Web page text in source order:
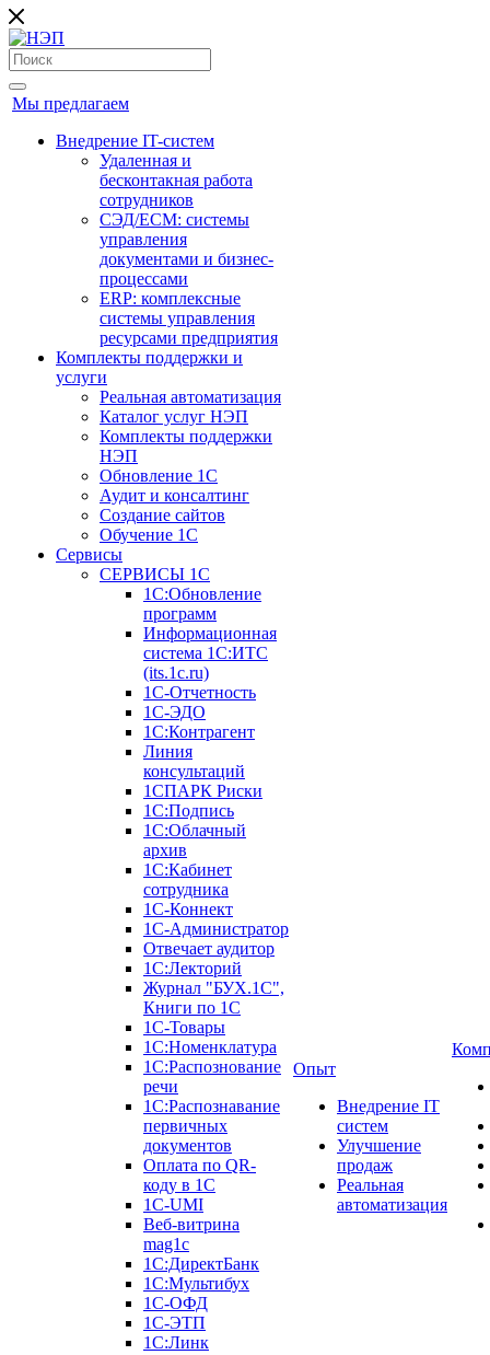
Мы предлагаем
Внедрение IT-систем
Удаленная и
бесконтакная работа
сотрудников
СЭД/ECM: системы
управления
документами и бизнес-
процессами
ERP: комплексные
системы управления
ресурсами предприятия
Комплекты поддержки и
услуги
Реальная автоматизация
Каталог услуг НЭП
Комплекты поддержки
НЭП
Обновление 1С
Аудит и консалтинг
Создание сайтов
Обучение 1С
Cервисы
СЕРВИСЫ 1С
1С:Обновление
программ
Информационная
система 1С:ИТС
(its.1c.ru)
1С-Отчетность
1С-ЭДО
1С:Контрагент
Линия
консультаций
1СПАРК Риски
1С:Подпись
1С:Облачный
архив
1С:Кабинет
сотрудника
1С-Коннект
1С-Администратор
Отвечает аудитор
1С:Лекторий
Журнал "БУХ.1С",
Книги по 1С
1С-Товары
1С:Номенклатура
1С:Распознование
речи
1С:Распознавание
первичных
документов
Оплата по QR-
коду в 1С
1С-UMI
Веб-витрина
mag1c
1С:ДиректБанк
1С:Мультибух
1С-ОФД
1С-ЭТП
1С:Линк
Опыт
Внедрение IT
систем
Улучшение
продаж
Реальная
автоматизация